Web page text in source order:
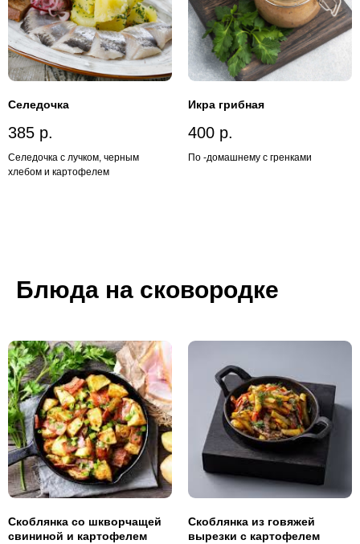
Селедочка
385 р.
Селедочка с лучком, черным
хлебом и картофелем
Икра грибная
400 р.
По -домашнему с гренками
Блюда на сковородке
Скоблянка со шкворчащей
свининой и картофелем
Скоблянка из говяжей
вырезки с картофелем